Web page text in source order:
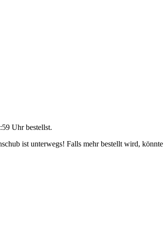
Uhrbestellst.
ist unterwegs! Falls mehr bestellt wird, könnte